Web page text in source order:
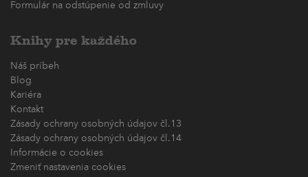
Formulár na odstúpenie od zmluvy
Knihy pre každého
Náš príbeh
Blog
Kariéra
Kontakt
Zásady ochrany osobných údajov čl.13
Zásady ochrany osobných údajov čl.14
Informácie o cookies
Zmeniť nastavenia cookies